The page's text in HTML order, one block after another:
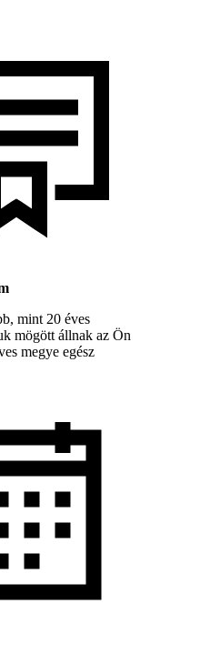
mint 20 éves
mögött állnak az Ön
megye egész